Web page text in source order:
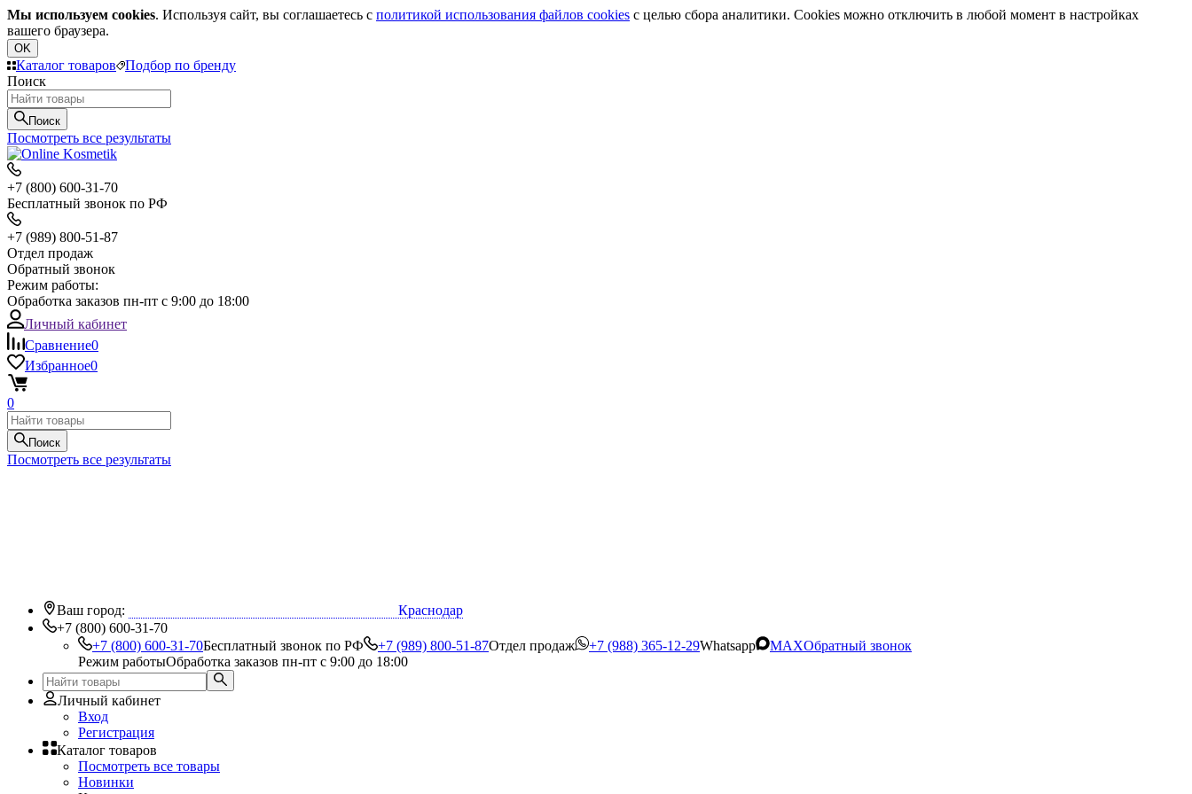
Мы используем cookies. Используя сайт, вы соглашаетесь с политикой использования файлов cookies с целью сбора аналитики. Cookies можно отключить в любой момент в настройках
вашего браузера.
OK
Каталог товаров
Подбор по бренду
Поиск
Поиск
Посмотреть все результаты
+7 (800) 600-31-70
Бесплатный звонок по РФ
+7 (989) 800-51-87
Отдел продаж
Обратный звонок
Режим работы:
Обработка заказов пн-пт с 9:00 до 18:00
Личный кабинет
Сравнение0
Избранное0
0
Поиск
Посмотреть все результаты
Ваш город:
Краснодар
+7 (800) 600-31-70
+7 (800) 600-31-70Бесплатный звонок по РФ +7 (989) 800-51-87Отдел продаж +7 (988) 365-12-29Whatsapp MAXОбратный звонок
Режим работыОбработка заказов пн-пт с 9:00 до 18:00
Личный кабинет
Вход
Регистрация
Каталог товаров
Посмотреть все товары
Новинки